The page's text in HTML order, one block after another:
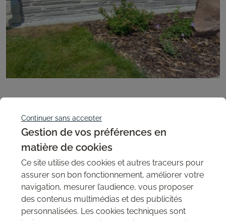
Mur en relief blanc pour une descente d'escalier
Illuminés par cette façade vitrée, les parements 3D Sumatra
mettent en valeur cette belle descente d'escalier.
Décoration - intérieur
Continuer sans accepter
Gestion de vos préférences en
matière de cookies
Ce site utilise des cookies et autres traceurs pour
assurer son bon fonctionnement, améliorer votre
navigation, mesurer l’audience, vous proposer
des contenus multimédias et des publicités
personnalisées. Les cookies techniques sont